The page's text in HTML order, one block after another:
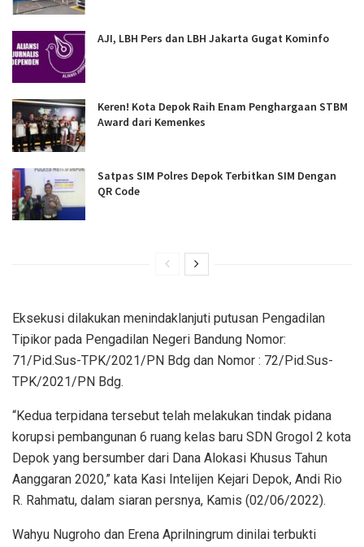
AJI, LBH Pers dan LBH Jakarta Gugat Kominfo
Keren! Kota Depok Raih Enam Penghargaan STBM
Award dari Kemenkes
Satpas SIM Polres Depok Terbitkan SIM Dengan
QR Code
Eksekusi dilakukan menindaklanjuti putusan Pengadilan
Tipikor pada Pengadilan Negeri Bandung Nomor:
71/Pid.Sus-TPK/2021/PN Bdg dan Nomor : 72/Pid.Sus-
TPK/2021/PN Bdg.
“Kedua terpidana tersebut telah melakukan tindak pidana
korupsi pembangunan 6 ruang kelas baru SDN Grogol 2 kota
Depok yang bersumber dari Dana Alokasi Khusus Tahun
Aanggaran 2020,” kata Kasi Intelijen Kejari Depok, Andi Rio
R. Rahmatu, dalam siaran persnya, Kamis (02/06/2022).
Wahyu Nugroho dan Erena Aprilningrum dinilai terbukti